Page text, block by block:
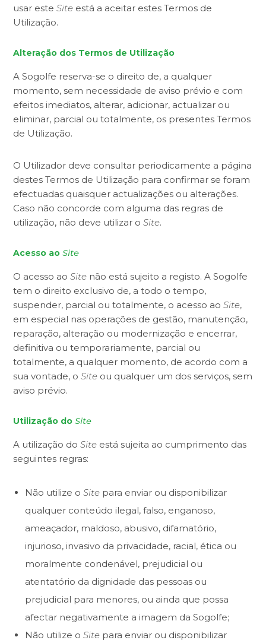
usar esteSite está a aceitar estes Termos de
Utilização.
Alteração dos Termos de Utilização
A Sogolfe reserva-se o direito de, a qualquer
momento, sem necessidade de aviso prévio e com
efeitos imediatos, alterar, adicionar, actualizar ou
eliminar, parcial ou totalmente, os presentes Termos
de Utilização.
O Utilizador deve consultar periodicamente a página
destes Termos de Utilização para confirmar se foram
efectuadas quaisquer actualizações ou alterações.
Caso não concorde com alguma das regras de
utilização, não deve utilizar oSite.
Acesso aoSite
O acesso aoSite não está sujeito a registo. A Sogolfe
tem o direito exclusivo de, a todo o tempo,
suspender, parcial ou totalmente, o acesso aoSite,
em especial nas operações de gestão, manutenção,
reparação, alteração ou modernização e encerrar,
definitiva ou temporariamente, parcial ou
totalmente, a qualquer momento, de acordo com a
sua vontade, oSite ou qualquer um dos serviços, sem
aviso prévio.
Utilização doSite
A utilização doSite está sujeita ao cumprimento das
seguintes regras:
Não utilize oSite para enviar ou disponibilizar
qualquer conteúdo ilegal, falso, enganoso,
ameaçador, maldoso, abusivo, difamatório,
injurioso, invasivo da privacidade, racial, ética ou
moralmente condenável, prejudicial ou
atentatório da dignidade das pessoas ou
prejudicial para menores, ou ainda que possa
afectar negativamente a imagem da Sogolfe;
Não utilize oSite para enviar ou disponibilizar